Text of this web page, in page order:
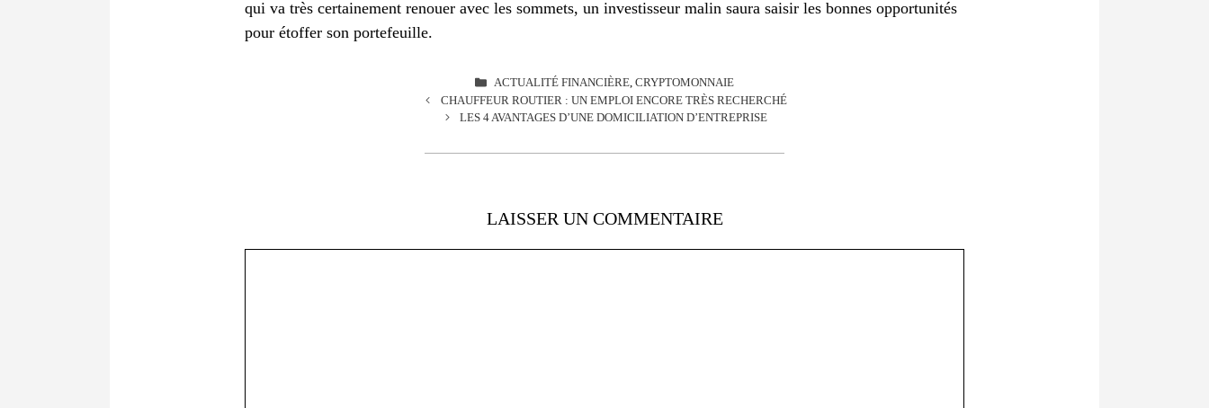
qui va très certainement renouer avec les sommets, un investisseur malin saura saisir les bonnes opportunités
pour étoffer son portefeuille.
CATÉGORIES
ACTUALITÉ FINANCIÈRE, CRYPTOMONNAIE
CHAUFFEUR ROUTIER : UN EMPLOI ENCORE TRÈS RECHERCHÉ
LES 4 AVANTAGES D’UNE DOMICILIATION D’ENTREPRISE
LAISSER UN COMMENTAIRE